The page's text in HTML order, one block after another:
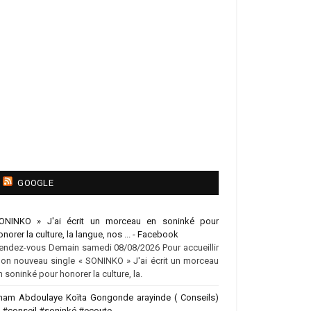
GOOGLE
» J'ai écrit un morceau en soninké pour
la culture, la langue, nos ... - Facebook
vous Demain samedi 08/08/2026 Pour accueillir
nouveau single « SONINKO » J'ai écrit un morceau
soninké pour honorer la culture, la.
Abdoulaye Koïta Gongonde arayinde ( Conseils)